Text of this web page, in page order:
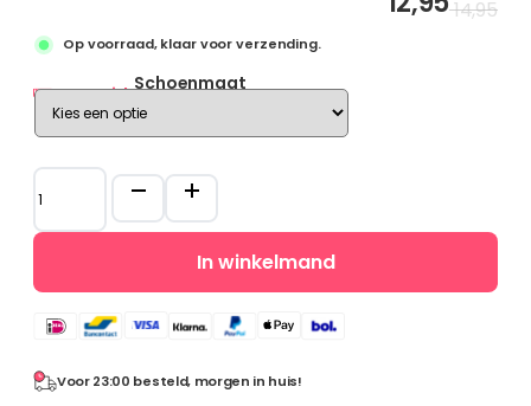
Prinsessenschoenen
Combideals
Rugzakken en Tassen
Diamond Painting
Uitverkoop
Cadeaubonnen
Klantenservice
Wie zijn wij
Algemene vragen
Verzenden
Retourneren
14,95
Op voorraad, klaar voor verzending.
MaatgidsSchoenmaat
Prinsessenschoenen
-
Verkleedschoenen
Zilver
Frozen
blauwe
kroon
aantal
In winkelmand
Voor 23:00 besteld, morgen in huis!